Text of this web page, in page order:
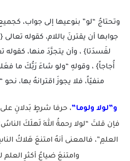
وتحتاجُ “لو” بنوعيها إلى جواب،
جوابها أن يقترنَ باللام، كقوله تعالى
لفَسدَتا} ، وأن يتجرَّدَ منها، كقوله
أُجاجاً} ، وقولهِ “ولو شاءَ رَبُّكَ ما
منفيّاً، فلا يجوزَ اقترانهُ بها،
و”لولا ولوما”، حرفا شرطٍ بَدلانِ
فإن قلتَ “لولا رحمةُ اللهِ لَهلَكَ
العلمِ”، فالمعنى أنهُ امتنعَ هَلاكُ
وامتنعَ ضياعُ أكثرِ العلم